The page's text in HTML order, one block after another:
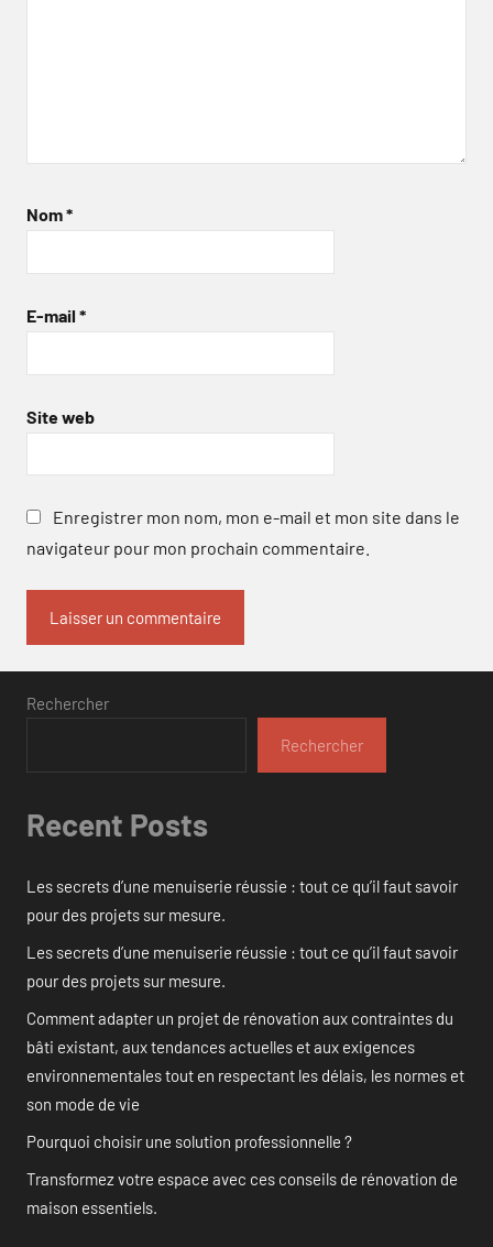
Nom*
E-mail *
Site web
Enregistrer mon nom, mon e-mail et mon site dans le
navigateur pour mon prochain commentaire.
Rechercher
Rechercher
Recent Posts
Les secrets d’une menuiserie réussie : tout ce qu’il faut savoir
pour des projets sur mesure.
Les secrets d’une menuiserie réussie : tout ce qu’il faut savoir
pour des projets sur mesure.
Comment adapter un projet de rénovation aux contraintes du
bâti existant, aux tendances actuelles et aux exigences
environnementales tout en respectant les délais, les normes et
son mode de vie
Pourquoi choisir une solution professionnelle ?
Transformez votre espace avec ces conseils de rénovation de
maison essentiels.